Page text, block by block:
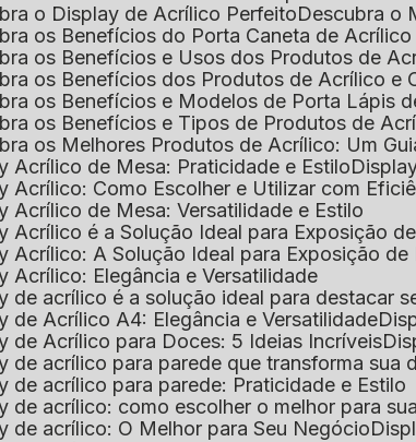
o Display de Acrílico Perfeito
Descubra
os Benefícios do Porta Caneta de
os Benefícios e Usos dos Produtos de
os Benefícios dos Produtos de Acrílico e
os Benefícios e Modelos de Porta Lápis
os Benefícios e Tipos de Produtos de
os Melhores Produtos de Acrílico: Um
Acrílico de Mesa: Praticidade e Estilo
Acrílico: Como Escolher e Utilizar com
Acrílico de Mesa: Versatilidade e Estilo
Acrílico é a Solução Ideal para Exposição
Acrílico: A Solução Ideal para Exposição
Acrílico: Elegância e Versatilidade
de acrílico é a solução ideal para destacar
de Acrílico A4: Elegância e Versatilidade
de Acrílico para Doces: 5 Ideias Incríveis
de acrílico para parede que transforma sua
de acrílico para parede: Praticidade e Estilo
de acrílico: como escolher o melhor para
de acrílico: O Melhor para Seu Negócio